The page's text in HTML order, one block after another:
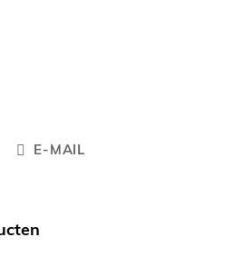
E-MAIL